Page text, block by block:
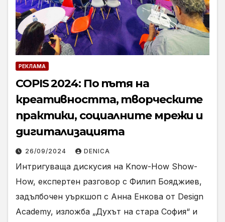
РЕКЛАМА
COPIS 2024: По пътя на
креативността, творческите
практики, социалните мрежи и
дигитализацията
26/09/2024 DENICA
Интригуваща дискусия на Know-How Show-
How, експертен разговор с Филип Бояджиев,
задълбочен уъркшоп с Анна Енкова от Design
Academy, изложба „Духът на стара София“ и